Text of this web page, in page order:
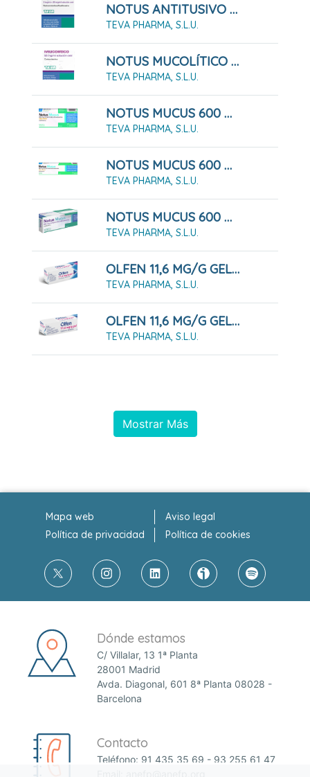
NOTUS ANTITUSIVO Y EXPECTORANTE 2 Mg/ml + 20 Mg/ml Solución Oral. 200 Ml
TEVA PHARMA, S.L.U.
NOTUS MUCOLÍTICO 50 MG/ML SOLUCIÓN ORAL , 1 Frasco De 200 Ml
TEVA PHARMA, S.L.U.
NOTUS MUCUS 600 MG COMPRIMIDOS EFERVENCENTES SABOR LIMON, 10 Comprimidos
TEVA PHARMA, S.L.U.
NOTUS MUCUS 600 MG COMPRIMIDOS EFERVENCENTES SABOR LIMON, 20 Comprimidos
TEVA PHARMA, S.L.U.
NOTUS MUCUS 600 MG COMPRIMIDOS EFERVESCENTES 20 COMPRIMIDOS
TEVA PHARMA, S.L.U.
OLFEN 11,6 MG/G GEL 100 G
TEVA PHARMA, S.L.U.
OLFEN 11,6 MG/G GEL 60 G
TEVA PHARMA, S.L.U.
Mostrar Más
Mapa web
Aviso legal
Política de privacidad
Política de cookies
Dónde estamos
C/ Villalar, 13 1ª Planta
28001 Madrid
Avda. Diagonal, 601 8ª Planta 08028 -
Barcelona
Contacto
Teléfono: 91 435 35 69 - 93 255 61 47